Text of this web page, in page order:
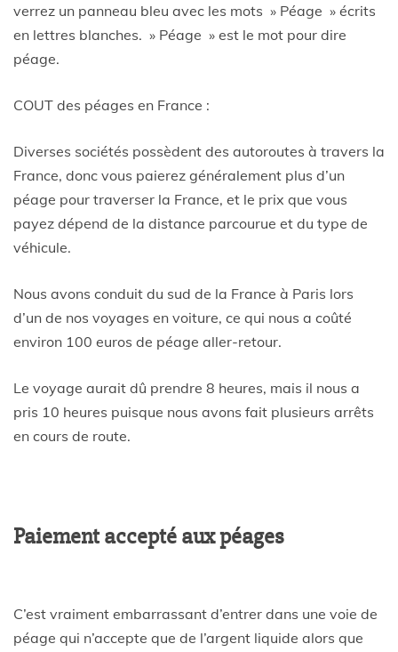
verrez un panneau bleu avec les mots » Péage » écrits
en lettres blanches. » Péage » est le mot pour dire
péage.
COUT des péages en France :
Diverses sociétés possèdent des autoroutes à travers la
France, donc vous paierez généralement plus d’un
péage pour traverser la France, et le prix que vous
payez dépend de la distance parcourue et du type de
véhicule.
Nous avons conduit du sud de la France à Paris lors
d’un de nos voyages en voiture, ce qui nous a coûté
environ 100 euros de péage aller-retour.
Le voyage aurait dû prendre 8 heures, mais il nous a
pris 10 heures puisque nous avons fait plusieurs arrêts
en cours de route.
Paiement accepté aux péages
C’est vraiment embarrassant d’entrer dans une voie de
péage qui n’accepte que de l’argent liquide alors que